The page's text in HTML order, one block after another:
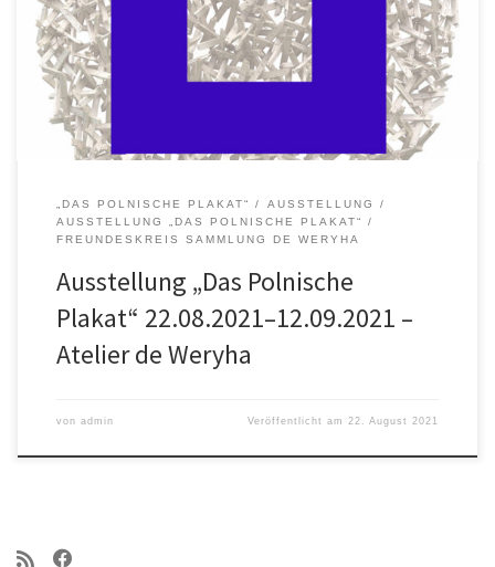
und der Ausstellung „Das Polnische Plakat“ ab 22. August 2021 – 14
Uhr in das Atelierhaus von Jan de Weryha Reinbeker Redder 81,
21031 Hamburg Um 15 Uhr Begrüßung und […]
„DAS POLNISCHE PLAKAT“
AUSSTELLUNG
AUSSTELLUNG „DAS POLNISCHE PLAKAT“
FREUNDESKREIS SAMMLUNG DE WERYHA
Ausstellung „Das Polnische
Plakat“ 22.08.2021–12.09.2021 –
Atelier de Weryha
von admin Veröffentlicht am22. August 2021